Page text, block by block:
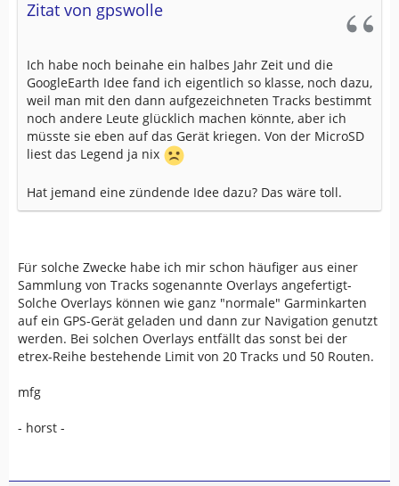
Zitat von gpswolle
Ich habe noch beinahe ein halbes Jahr Zeit und die
GoogleEarth Idee fand ich eigentlich so klasse, noch dazu,
weil man mit den dann aufgezeichneten Tracks bestimmt
noch andere Leute glücklich machen könnte, aber ich
müsste sie eben auf das Gerät kriegen. Von der MicroSD
liest das Legend ja nix
Hat jemand eine zündende Idee dazu? Das wäre toll.
Für solche Zwecke habe ich mir schon häufiger aus einer
Sammlung von Tracks sogenannte Overlays angefertigt-
Solche Overlays können wie ganz "normale" Garminkarten
auf ein GPS-Gerät geladen und dann zur Navigation genutzt
werden. Bei solchen Overlays entfällt das sonst bei der
etrex-Reihe bestehende Limit von 20 Tracks und 50 Routen.
mfg
- horst -